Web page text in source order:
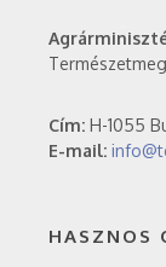
Cím: H-1055
E-mail:
HASZNOS